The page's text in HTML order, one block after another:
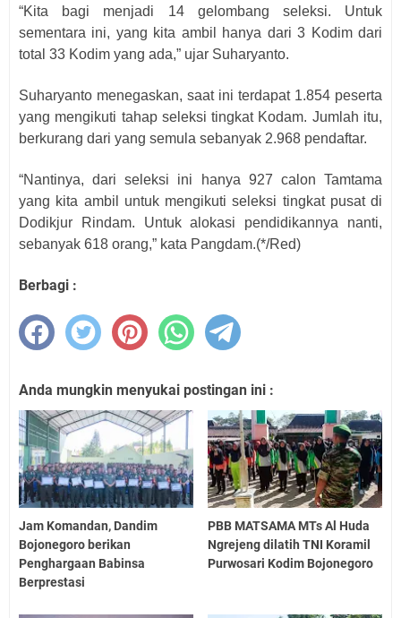
“Kita bagi menjadi 14 gelombang seleksi. Untuk
sementara ini, yang kita ambil hanya dari 3 Kodim dari
total 33 Kodim yang ada,” ujar Suharyanto.
Suharyanto menegaskan, saat ini terdapat 1.854 peserta
yang mengikuti tahap seleksi tingkat Kodam. Jumlah itu,
berkurang dari yang semula sebanyak 2.968 pendaftar.
“Nantinya, dari seleksi ini hanya 927 calon Tamtama
yang kita ambil untuk mengikuti seleksi tingkat pusat di
Dodikjur Rindam. Untuk alokasi pendidikannya nanti,
sebanyak 618 orang,” kata Pangdam.(*/Red)
Berbagi :
Anda mungkin menyukai postingan ini :
Jam Komandan, Dandim
Bojonegoro berikan
Penghargaan Babinsa
Berprestasi
PBB MATSAMA MTs Al Huda
Ngrejeng dilatih TNI Koramil
Purwosari Kodim Bojonegoro